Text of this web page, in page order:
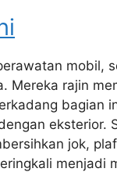
mobil,
Mereka rajin
bagian
eksterior.
jok,
menjadi